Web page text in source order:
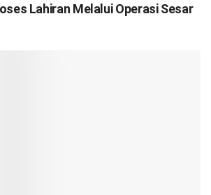
Lahiran Melalui Operasi Sesar